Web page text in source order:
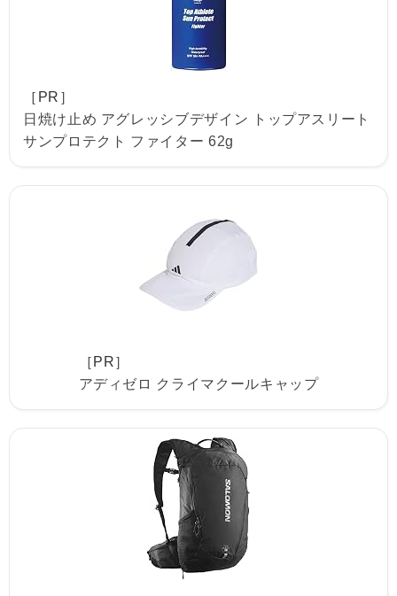
［PR］
日焼け止め アグレッシブデザイン トップアスリート
サンプロテクト ファイター 62g
［PR］
アディゼロ クライマクールキャップ